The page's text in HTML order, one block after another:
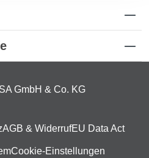
GmbH & Co. KG
AGB & WiderrufEU Data Act
Cookie-Einstellungen